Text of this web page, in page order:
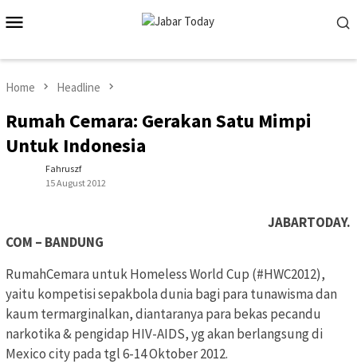
to
Home Headline
Rumah Cemara: Gerakan Satu Mimpi
Untuk Indonesia
Fahruszf
15 August 2012
JABARTODAY.
COM – BANDUNG
RumahCemara untuk Homeless World Cup (#HWC2012),
yaitu kompetisi sepakbola dunia bagi para tunawisma dan
kaum termarginalkan, diantaranya para bekas pecandu
narkotika & pengidap HIV-AIDS, yg akan berlangsung di
Mexico city pada tgl 6-14 Oktober 2012.